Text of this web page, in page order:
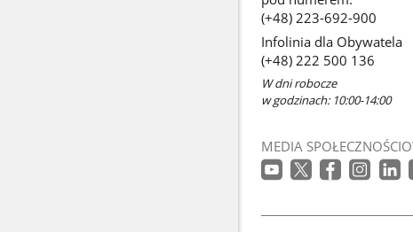
(+48) 223-692-900
Infolinia dla Obywatela
(+48) 222 500 136
W dni robocze
w godzinach: 10:00-14:00
MEDIA